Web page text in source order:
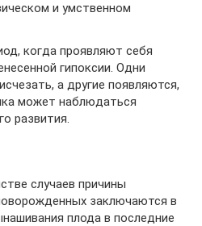
и умственном
когда проявляют себя
гипоксии. Одни
а другие появляются,
может наблюдаться
развития.
случаев причины
заключаются в
плода в последние